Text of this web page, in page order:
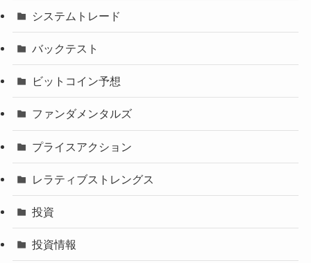
システムトレード
バックテスト
ビットコイン予想
ファンダメンタルズ
プライスアクション
レラティブストレングス
投資
投資情報